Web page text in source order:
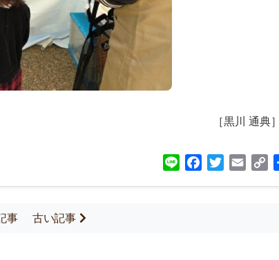
［黒川 通典］
Line FacebookTwitterEmail
事 古い記事